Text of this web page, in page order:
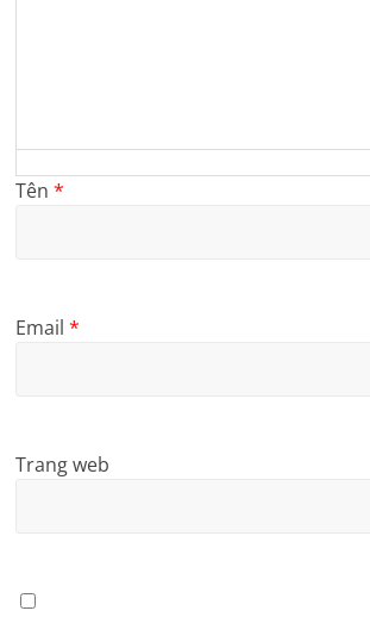
Tên*
Email*
Trang web